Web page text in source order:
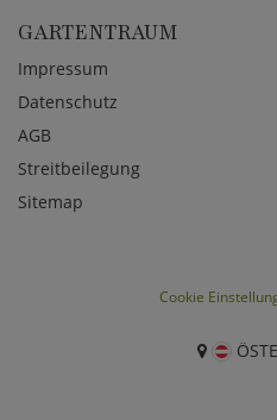
GARTENTRAUM
Impressum
Datenschutz
AGB
Streitbeilegung
Sitemap
Cookie